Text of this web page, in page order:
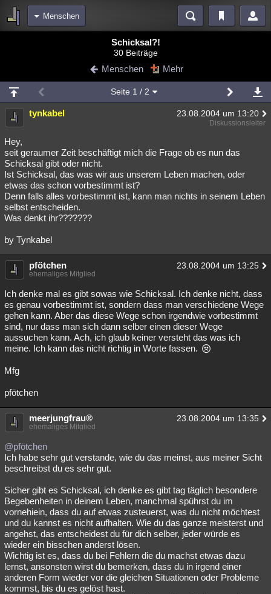
Menschen
Blogs
Chat Wiki Neuigkeiten
meine Rubriken
Menschen Mystery Kriminalfälle
Spiritualität
Natur Umfragen Unterhaltung
weitere Rubriken
Philosophie Träume Orte Esoterik Literatur
Astronomie Helpdesk
Musik
Übersichten
Lesenswert Schlüsselwörter
Schicksal?!
30 Beiträge
Menschen Mehr
Seite 1 / 2
tynkabel 23.08.2004 um 13:20
Diskussionsleiter
Hey,
seit geraumer Zeit beschäftigt mich die Frage ob es nun das
Schicksal gibt oder nicht.
Ist Schicksal, das was wir aus unserem Leben machen, oder
etwas das schon vorbestimmt ist?
Denn falls alles vorbestimmt ist, kann man nichts in seinem Leben
selbst entscheiden.
Was denkt ihr???????
by Tynkabel
pfötchen 23.08.2004 um 13:25
ehemaliges Mitglied
Ich denke mal es gibt sowas wie Schicksal. Ich denke nicht, dass
es genau vorbestimmt ist, sondern dass man verschiedene Wege
gehen kann. Aber das diese Wege schon irgendwie vorbestimmt
sind, nur dass man sich dann selber einen dieser Wege
aussuchen kann. Ach, ich glaub keiner versteht das was ich
meine. Ich kann das nicht richtig in Worte fassen.
Mfg
pfötchen
meerjungfrau® 23.08.2004 um 13:35
ehemaliges Mitglied
@pfötchen
Ich habe sehr gut verstande, wie du das meinst, aus meiner Sicht
beschreibst du es sehr gut.
Sicher gibt es Schicksal, ich denke es gibt tag täglich besondere
Begebenheiten in deinem Leben, manchmal spührst du im
vornehiein, dass du auf etwas zusteuerst, was du nicht möchtest
und du kannst es nicht aufhalten. Wie du das ganze meisterst und
angehst, das entscheidest du für dich selber, jeder würde es
wieder ein bisschen anderst lösen.
Wichtig ist es, dass du bei Fehlern die du machst etwas dazu
lernst, ansonsten wirst du bemerken, dass du in irgend einer
anderen Form wieder vor die gleichen Situationen oder Probleme
kommst, bis du es gelöst hast.